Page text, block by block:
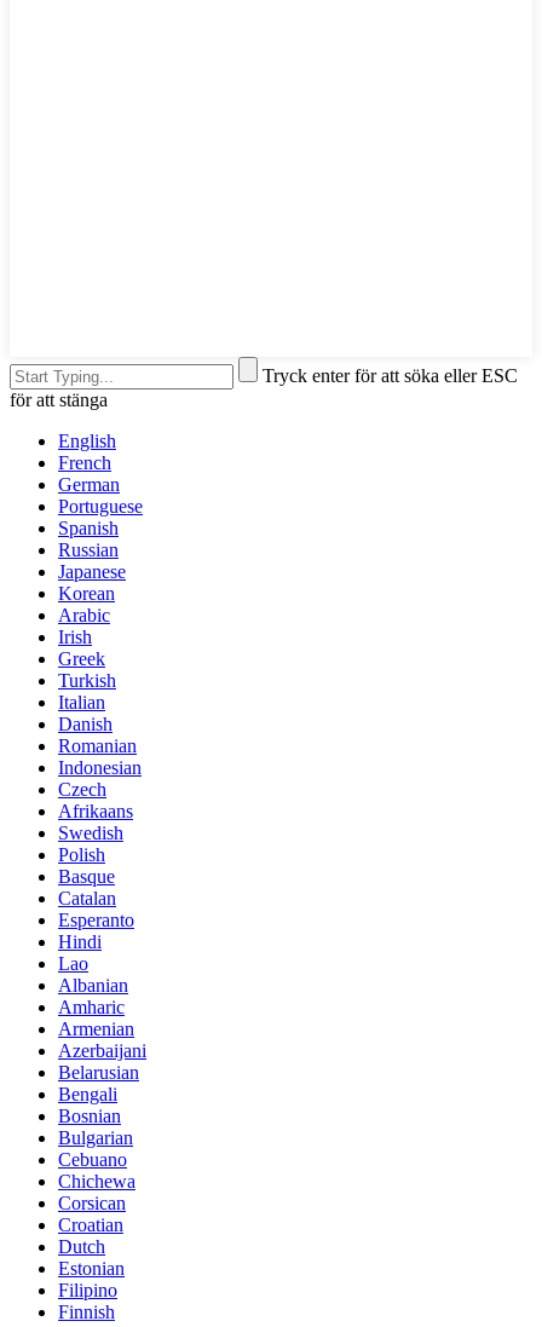
Tryck enter för att söka eller ESC
för att stänga
English
French
German
Portuguese
Spanish
Russian
Japanese
Korean
Arabic
Irish
Greek
Turkish
Italian
Danish
Romanian
Indonesian
Czech
Afrikaans
Swedish
Polish
Basque
Catalan
Esperanto
Hindi
Lao
Albanian
Amharic
Armenian
Azerbaijani
Belarusian
Bengali
Bosnian
Bulgarian
Cebuano
Chichewa
Corsican
Croatian
Dutch
Estonian
Filipino
Finnish